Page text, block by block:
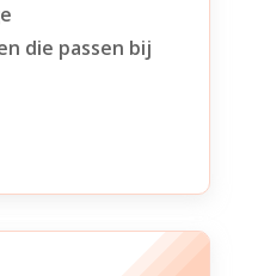
die passen bij